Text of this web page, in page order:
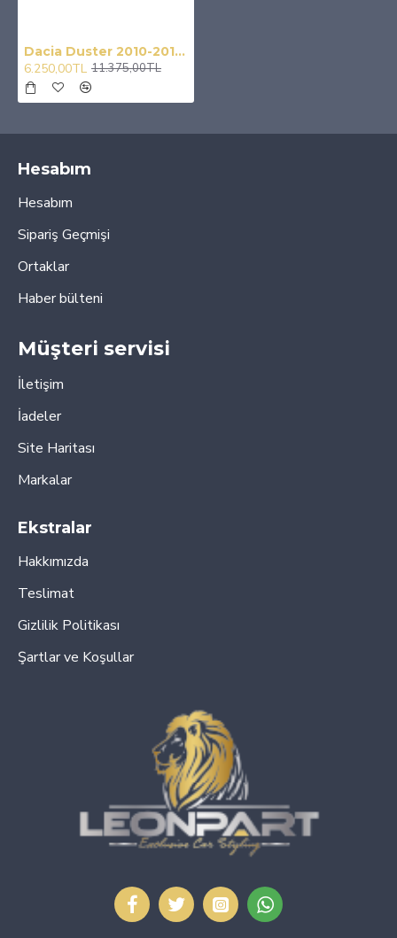
Dacia Duster 2010-2017 Damalı Dodik + Kaput Rüzgarlığı
6.250,00TL 11.375,00TL
Hesabım
Hesabım
Sipariş Geçmişi
Ortaklar
Haber bülteni
Müşteri servisi
İletişim
İadeler
Site Haritası
Markalar
Ekstralar
Hakkımızda
Teslimat
Gizlilik Politikası
Şartlar ve Koşullar